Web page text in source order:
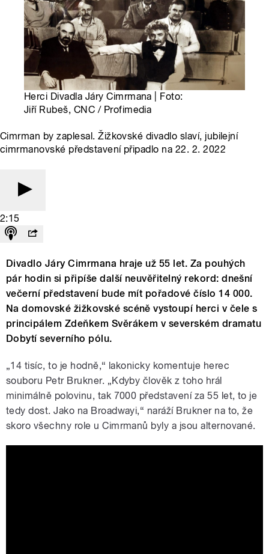
Herci Divadla Járy Cimrmana | Foto:
Jiří Rubeš, CNC / Profimedia
Cimrman by zaplesal. Žižkovské divadlo slaví, jubilejní
cimrmanovské představení připadlo na 22. 2. 2022
2:15
Divadlo Járy Cimrmana hraje už 55 let. Za pouhých
pár hodin si připíše další neuvěřitelný rekord: dnešní
večerní představení bude mít pořadové číslo 14 000.
Na domovské žižkovské scéně vystoupí herci v čele s
principálem Zdeňkem Svěrákem v severském dramatu
Dobytí severního pólu.
„14 tisíc, to je hodně,“ lakonicky komentuje herec
souboru Petr Brukner. „Kdyby člověk z toho hrál
minimálně polovinu, tak 7000 představení za 55 let, to je
tedy dost. Jako na Broadwayi,“ naráží Brukner na to, že
skoro všechny role u Cimrmanů byly a jsou alternované.